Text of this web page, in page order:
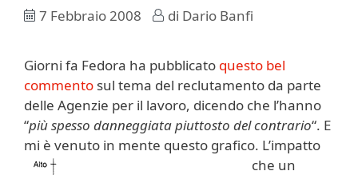
7 Febbraio 2008 di Dario Banfi
Giorni fa Fedora ha pubblicato questo bel
commento sul tema del reclutamento da parte
delle Agenzie per il lavoro, dicendo che l’hanno
“più spesso danneggiata piuttosto del contrario“. E
mi è venuto in mente questo grafico. L’impatto
che un